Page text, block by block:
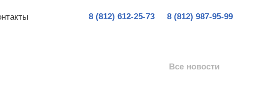
8 (812) 612-25-73 8 (812) 987-95-99
Все новости